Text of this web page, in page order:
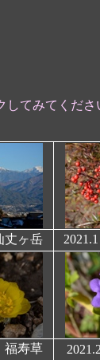
してみてくださ
丈ヶ岳
寿草